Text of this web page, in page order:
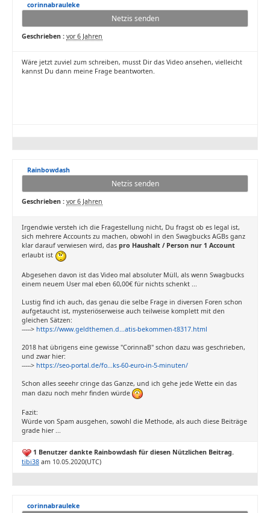
corinnabrauleke
Netzis senden
Geschrieben : vor 6 Jahren
Wäre jetzt zuviel zum schreiben, musst Dir das Video ansehen, vielleicht
kannst Du dann meine Frage beantworten.
Rainbowdash
Netzis senden
Geschrieben : vor 6 Jahren
Irgendwie versteh ich die Fragestellung nicht, Du fragst ob es legal ist,
sich mehrere Accounts zu machen, obwohl in den Swagbucks AGBs ganz
klar darauf verwiesen wird, das pro Haushalt / Person nur 1 Account
erlaubt ist
Abgesehen davon ist das Video mal absoluter Müll, als wenn Swagbucks
einem neuem User mal eben 60,00€ für nichts schenkt ...
Lustig find ich auch, das genau die selbe Frage in diversen Foren schon
aufgetaucht ist, mysteriöserweise auch teilweise komplett mit den
gleichen Sätzen:
-----> https://www.geldthemen.d...atis-bekommen-t8317.html
2018 hat übrigens eine gewisse "CorinnaB" schon dazu was geschrieben,
und zwar hier:
-----> https://seo-portal.de/fo...ks-60-euro-in-5-minuten/
Schon alles seeehr cringe das Ganze, und ich gehe jede Wette ein das
man dazu noch mehr finden würde
Fazit:
Würde von Spam ausgehen, sowohl die Methode, als auch diese Beiträge
grade hier ...
1 Benutzer dankte Rainbowdash für diesen Nützlichen Beitrag.
tibi38 am 10.05.2020(UTC)
corinnabrauleke